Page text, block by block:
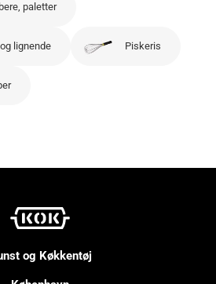
paletter
lignende Piskeris
og Køkkentøj